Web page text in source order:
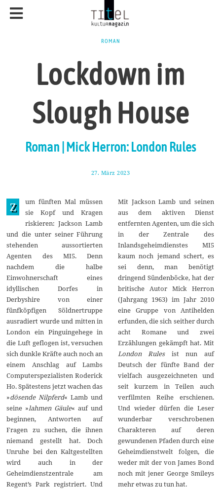
ROMAN
Lockdown im
Slough House
Roman | Mick Herron: London Rules
27. März 2023
r
2
3
Z
um fünften Mal müssen
sie Kopf und Kragen
riskieren: Jackson Lamb
und die unter seiner Führung
stehenden aussortierten
Agenten des MI5. Denn
nachdem die halbe
Einwohnerschaft eines
idyllischen Dorfes in
Derbyshire von einer
fünfköpfigen Söldnertruppe
ausradiert wurde und mitten in
London ein Pinguingehege in
die Luft geflogen ist, versuchen
sich dunkle Kräfte auch noch an
einem Anschlag auf Lambs
Computerspezialisten Roderick
Ho. Spätestens jetzt wachen das
»dösende Nilpferd« Lamb und
seine »lahmen Gäule« auf und
beginnen, Antworten auf
Fragen zu suchen, die ihnen
niemand gestellt hat. Doch
Unruhe bei den Kaltgestellten
wird auch in der
Geheimdienstzentrale am
Regent’s Park registriert. Und
Mit Jackson Lamb und seinen
aus dem aktiven Dienst
entfernten Agenten, um die sich
in der Zentrale des
Inlandsgeheimdienstes MI5
kaum noch jemand schert, es
sei denn, man benötigt
dringend Sündenböcke, hat der
britische Autor Mick Herron
(Jahrgang 1963) im Jahr 2010
eine Gruppe von Antihelden
erfunden, die sich seither durch
acht Romane und zwei
Erzählungen gekämpft hat. Mit
London Rulesist nun auf
Deutsch der fünfte Band der
vielfach ausgezeichneten und
seit kurzem in Teilen auch
verfilmten Reihe erschienen.
Und wieder dürfen die Leser
wunderbar verschrobenen
Charakteren auf deren
gewundenen Pfaden durch eine
Geheimdienstwelt folgen, die
weder mit der von James Bond
noch mit jener George Smileys
mehr etwas zu tun hat.